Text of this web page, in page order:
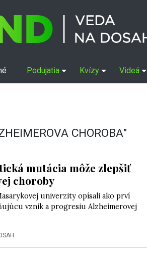
Podujatia Kvízy Videá
CHOROBA"
mutácia môže zlepšiť
choroby
univerzity opísali ako prví
vznik a progresiu Alzheimerovej